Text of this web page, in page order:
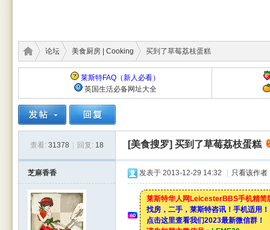
论坛 美食厨房 | Cooking 买到了草莓荔枝蛋糕
莱斯特FAQ（新人必看）
英国生活必备网址大全
查看: 31378 回复: 18 [美食搜罗] 买到了草莓荔枝蛋糕
芝麻香香 发表于 2013-12-29 14:32 只看该作者
莱斯特华人网LeicesterBBS手机精简
找房，二手，莱斯特咨讯！手机适用！
点击这里查看我们2023最新微信群！